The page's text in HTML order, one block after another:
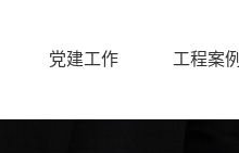
党建工作 工程案例